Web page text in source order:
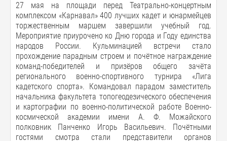
27 мая на площади перед Театрально-концертным
комплексом «Карнавал» 400 лучших кадет и юнармейцев
торжественным маршем завершили учебный год.
Мероприятие приурочено ко Дню города и Году единства
народов России. Кульминацией встречи стало
прохождение парадным строем и почётное награждение
команд-победителей и призёров общего зачёта
регионального военно-спортивного турнира «Лига
кадетского спорта». Командовал парадом заместитель
начальника факультета топогеодезического обеспечения
и картографии по военно-политической работе Военно-
космической академии имени А. Ф. Можайского
полковник Панченко Игорь Васильевич. Почётными
гостями смотра стали представители органов